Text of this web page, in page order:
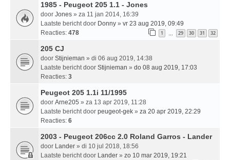
1985 - Peugeot 205 1.1 - Jones
door Jones » za 11 jan 2014, 16:39
Laatste bericht door Donny » vr 23 aug 2019, 09:49
Reacties: 478 1 … 29 30 31 32
205 CJ
door Stijnieman » di 06 aug 2019, 14:38
Laatste bericht door Stijnieman » do 08 aug 2019, 17:03
Reacties: 3
Peugeot 205 1.1i 11/1995
door Arne205 » za 13 apr 2019, 11:28
Laatste bericht door peugeot-gek » za 20 apr 2019, 22:29
Reacties: 6
2003 - Peugeot 206cc 2.0 Roland Garros - Lander
door Lander » di 10 jul 2018, 18:56
Laatste bericht door Lander » zo 10 mar 2019, 19:21